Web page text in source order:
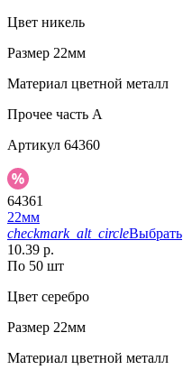
Цвет никель
Размер 22мм
Материал цветной металл
Прочее часть A
Артикул 64360
64361
22мм
checkmark_alt_circleВыбрать
10.39 р.
По 50 шт
Цвет серебро
Размер 22мм
Материал цветной металл